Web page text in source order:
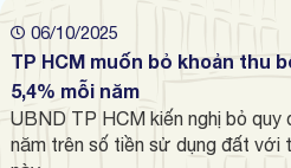
06/10/2025
TP HCM muốn bỏ khoản thu
5,4% mỗi năm
UBND TP HCM kiến nghị bỏ quy
năm trên số tiền sử dụng đất với